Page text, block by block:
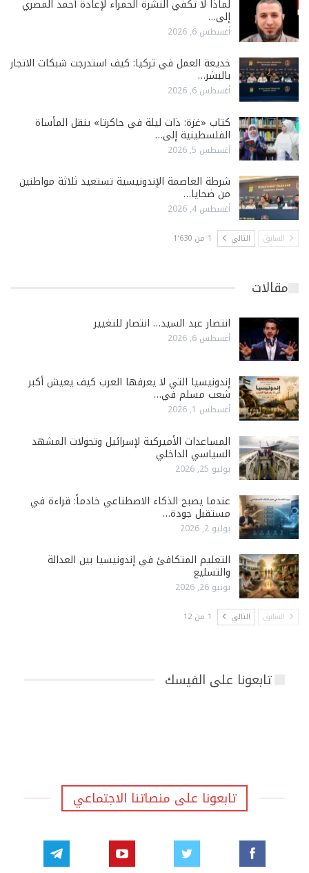
لماذا لا تكفي النشرة الحمراء لإعادة أحمد المصري
إلى…
أغسطس 6, 2026
خديعة العمل في تركيا: كيف استدرجت شبكات الاتجار
بالبشر…
أغسطس 6, 2026
كتاب «غزة: ذات ليلة في جاكرتا» ينقل المأساة
الفلسطينية إلى…
أغسطس 5, 2026
شرطة العاصمة الإندونيسية تستعيد ثلاثة مواطنين
من ضحايا…
أغسطس 4, 2026
السابق التالي 1 من 1٬630
مقالات
انتصار عبد السيد… انتصار للتغيير
أغسطس 6, 2026
إندونيسيا التي لا يعرفها العرب كيف يعيش أكبر
شعب مسلم في…
أغسطس 1, 2026
المساعدات الأميركية لإسرائيل وتحولات المشهد
السياسي الداخلي
يوليو 25, 2026
عندما يصبح الذكاء الاصطناعي خادماً: قراءة في
مستقبل جودة…
يوليو 2, 2026
التعليم المتكافئ في إندونيسيا بين العدالة
والتسليع
يونيو 26, 2026
السابق التالي 1 من 12
تابعونا على الفيسك
تابعونا على منصاتنا الاجتماعي